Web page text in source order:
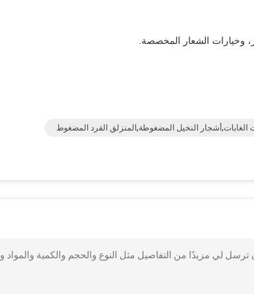
وخيارات الشعار المخصصة.
الغابات,أشجار النخيل المضغوطة,المنزلق القرد المضغوط
لي مزيدًا من التفاصيل مثل النوع والحجم والكمية والمواد